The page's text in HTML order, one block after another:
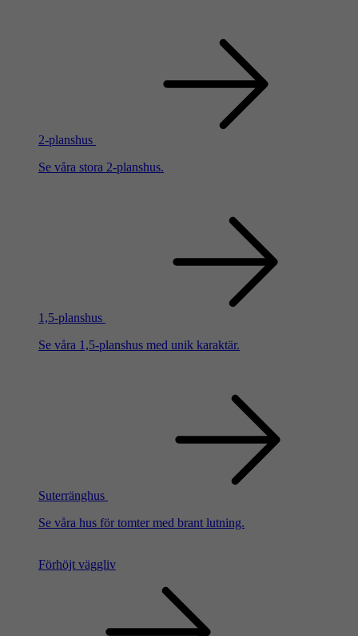
2-planshus
Se våra stora 2-planshus.
1,5-planshus
Se våra 1,5-planshus med unik karaktär.
Suterränghus
Se våra hus för tomter med brant lutning.
Förhöjt väggliv